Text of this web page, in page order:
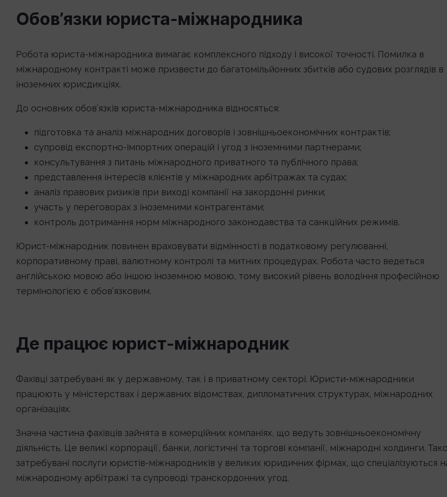
Обов’язки юриста-міжнародника
Робота юриста-міжнародника вимагає комплексного підходу і високої точності. Помилка в
міжнародному контракті може призвести до багатомільйонних збитків або судових розглядів в
іноземних юрисдикціях.
До основних обов’язків юриста-міжнародника відносяться:
підготовка та аналіз міжнародних договорів і зовнішньоекономічних контрактів;
супровід експортно-імпортних операцій і угод з іноземними партнерами;
консультування з питань міжнародного приватного та публічного права;
представлення інтересів клієнтів у міжнародних арбітражах та судах;
аналіз правових ризиків при виході компанії на закордонні ринки;
участь у переговорах з іноземними контрагентами;
контроль дотримання норм міжнародного законодавства та санкційних режимів.
Юрист-міжнародник повинен враховувати відмінності в податковому регулюванні,
корпоративному праві, валютному контролі та митних процедурах. Робота часто ведеться
англійською мовою або іншою іноземною мовою, тому високий рівень володіння професійною
термінологією є обов’язковим.
Де працює юрист-міжнародник
Фахівці затребувані як у державному, так і в приватному секторі. Юристи-міжнародники
працюють у міністерствах і державних відомствах, дипломатичних структурах, міжнародних
організаціях.
Значна частина фахівців зайнята в комерційних компаніях, що ведуть зовнішньоекономічну
діяльність. Це великі корпорації, банки, логістичні та торгові компанії, міжнародні холдинги.
затребувані послуги юристів-міжнародників у великих юридичних фірмах, що спеціалізуються
міжнародному арбітражі та супроводі транскордонних угод.